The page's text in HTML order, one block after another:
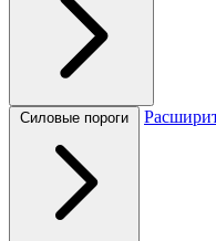
Силовые пороги